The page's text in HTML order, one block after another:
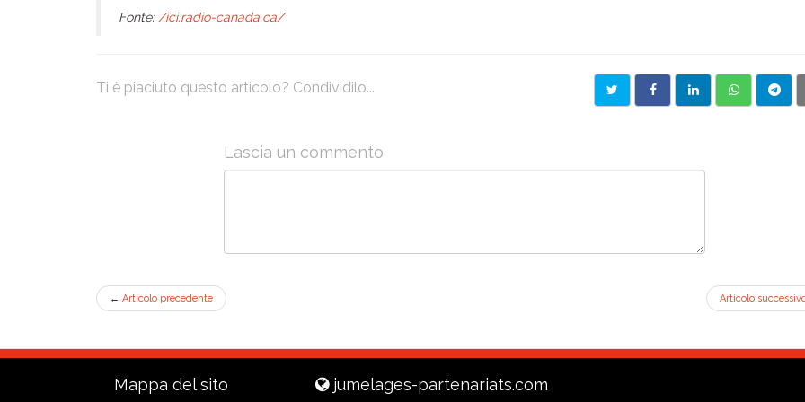
Fonte: /ici.radio-canada.ca/
Ti è piaciuto questo articolo? Condividilo...
Lascia un commento
← Articolo precedente Articolo
Mappa del sito jumelages-partenariats.com